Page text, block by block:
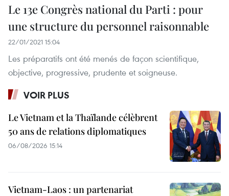
Le 13e Congrès national du Parti : pour
une structure du personnel raisonnable
22/01/2021 15:04
Les préparatifs ont été menés de façon scientifique,
objective, progressive, prudente et soigneuse.
VOIR PLUS
Le Vietnam et la Thaïlande célèbrent
50 ans de relations diplomatiques
06/08/2026 15:14
Vietnam-Laos : un partenariat